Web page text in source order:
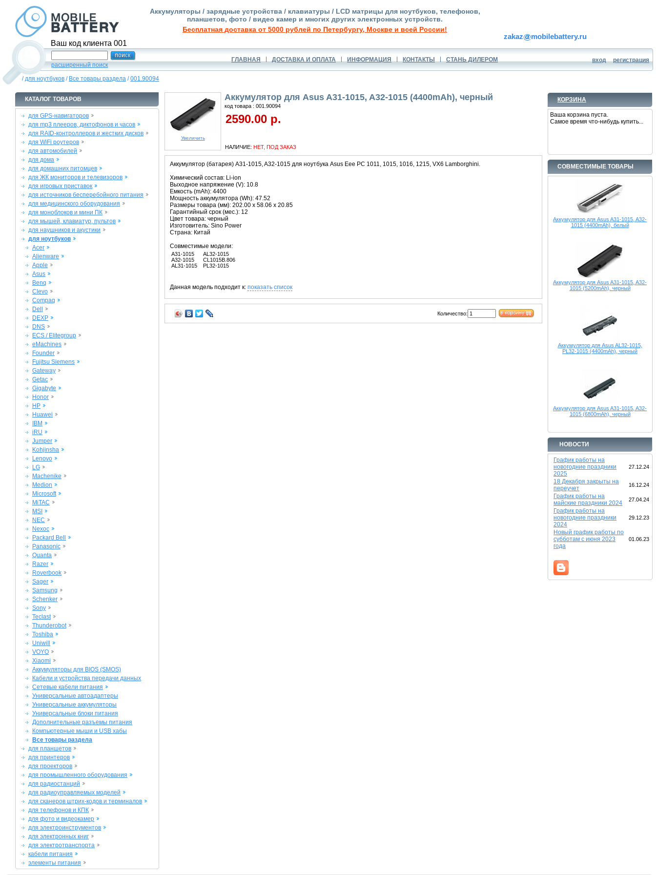
Ваш код клиента 001
Аккумуляторы / зарядные устройства / клавиатуры / LCD матрицы для ноутбуков, телефонов,
планшетов, фото / видео камер и многих других электронных устройств.
Бесплатная доставка от 5000 рублей по Петербургу, Москве и всей России!
zakaz mobilebattery.ru
расширенный поиск
ГЛАВНАЯ ДОСТАВКА И ОПЛАТА ИНФОРМАЦИЯ КОНТАКТЫ СТАНЬ ДИЛЕРОМ вход регистрация
/для ноутбуков / Все товары раздела /001.90094
КОРЗИНА
Ваша корзина пуста.
Самое время что-нибудь купить...
СОВМЕСТИМЫЕ ТОВАРЫ
Аккумулятор для Asus A31-1015, A32-
1015 (4400mAh), белый
Аккумулятор для Asus A31-1015, A32-
1015 (5200mAh), черный
Аккумулятор для Asus AL32-1015,
PL32-1015 (4400mAh), черный
Аккумулятор для Asus A31-1015, A32-
1015 (6800mAh), черный
НОВОСТИ
График работы на
новогодние праздники
2025
27.12.24
18 Декабря закрыты на
переучет
16.12.24
График работы на
майские праздники 2024
27.04.24
График работы на
новогодние праздники
2024
29.12.23
Новый график работы по
субботам с июня 2023
года
01.06.23
КАТАЛОГ ТОВАРОВ
для GPS-навигаторов
для mp3 плееров, диктофонов и часов
для RAID-контроллеров и жестких дисков
для WiFi роутеров
для автомобилей
для дома
для домашних питомцев
для ЖК мониторов и телевизоров
для игровых приставок
для источников бесперебойного питания
для медицинского оборудования
для моноблоков и мини ПК
для мышей, клавиатур, пультов
для наушников и акустики
для ноутбуков
Acer
Alienware
Apple
Asus
Benq
Clevo
Compaq
Dell
DEXP
DNS
ECS / Elitegroup
eMachines
Founder
Fujitsu Siemens
Gateway
Getac
Gigabyte
Honor
HP
Huawei
IBM
iRU
Jumper
Kohjinsha
Lenovo
LG
Machenike
Medion
Microsoft
MiTAC
MSI
NEC
Nexoc
Packard Bell
Panasonic
Quanta
Razer
Roverbook
Sager
Samsung
Schenker
Sony
Teclast
Thunderobot
Toshiba
Uniwill
VOYO
Xiaomi
Аккумуляторы для BIOS (SMOS)
Кабели и устройства передачи данных
Сетевые кабели питания
Универсальные автоадаптеры
Универсальные аккумуляторы
Универсальные блоки питания
Дополнительные разъемы питания
Компьютерные мыши и USB хабы
Все товары раздела
для планшетов
для принтеров
для проекторов
для промышленного оборудования
для радиостанций
для радиоуправляемых моделей
для сканеров штрих-кодов и терминалов
для телефонов и КПК
для фото и видеокамер
для электроинструментов
для электронных книг
для электротранспорта
кабели питания
элементы питания
Увеличить
Аккумулятор для Asus A31-1015, A32-1015 (4400mAh), черный
код товара : 001.90094
2590.00 р.
НАЛИЧИЕ: НЕТ, ПОД ЗАКАЗ
Аккумулятор (батарея) A31-1015, A32-1015 для ноутбука Asus Eee PC 1011, 1015, 1016, 1215, VX6 Lamborghini.
Химический состав: Li-ion
Выходное напряжение (V): 10.8
Емкость (mAh): 4400
Мощность аккумулятора (Wh): 47.52
Размеры товара (мм): 202.00 x 58.06 x 20.85
Гарантийный срок (мес.): 12
Цвет товара: черный
Изготовитель: Sino Power
Страна: Китай
Совместимые модели:
A31-1015
A32-1015
AL31-1015
AL32-1015
CL1015B.806
PL32-1015
Данная модель подходит к: показать список
Количество: